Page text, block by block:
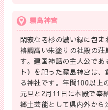
霧島神宮
閑寂な老杉の濃い緑に包ま
格調高い朱塗りの社殿の
す。建国神話の主人公で
ト）を祀った霧島神宮は
る神社です。年間100以上
元旦と2月11日に本殿で奉
郷土芸能として県内外から